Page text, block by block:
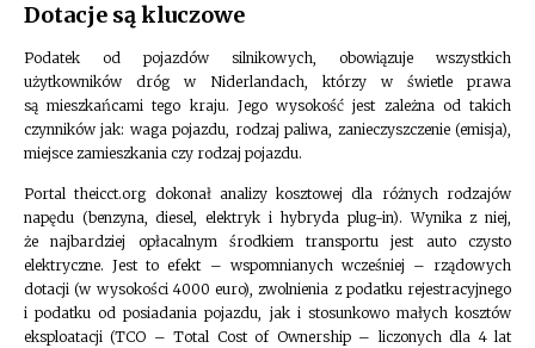
Dotacje są kluczowe
Podatek od pojazdów silnikowych, obowiązuje wszystkich
użytkowników dróg w Niderlandach, którzy w świetle prawa
są mieszkańcami tego kraju. Jego wysokość jest zależna od takich
czynników jak: waga pojazdu, rodzaj paliwa, zanieczyszczenie (emisja),
miejsce zamieszkania czy rodzaj pojazdu.
Portal theicct.org dokonał analizy kosztowej dla różnych rodzajów
napędu (benzyna, diesel, elektryk i hybryda plug-in). Wynika z niej,
że najbardziej opłacalnym środkiem transportu jest auto czysto
elektryczne. Jest to efekt – wspomnianych wcześniej – rządowych
dotacji (w wysokości 4000 euro), zwolnienia z podatku rejestracyjnego
i podatku od posiadania pojazdu, jak i stosunkowo małych kosztów
eksploatacji (TCO – Total Cost of Ownership – liczonych dla 4 lat